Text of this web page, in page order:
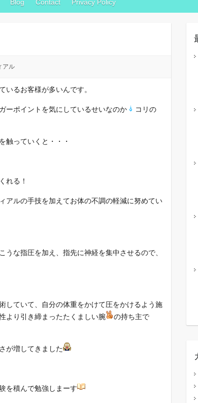
Blog Contact Privacy Policy
アル
いるお客様が多いんです。
ーポイントを気にしているせいなのか
コリの
触っていくと・・・
れる！
アルの手技を加えてお体の不調の軽減に努めてい
うな指圧を加え、指先に神経を集中させるので、
していて、自分の体重をかけて圧をかけるよう施
より引き締まったたくましい腕
の持ち主で
が増してきました
を積んで勉強しまーす